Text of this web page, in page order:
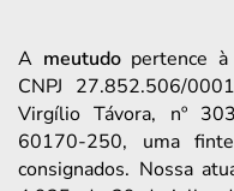
A meutudopertence à
CNPJ 27.852.506/
Virgílio Távora, nº
60170-250, uma
consignados. Nossa